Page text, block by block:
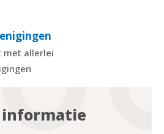
met allerlei
informatie